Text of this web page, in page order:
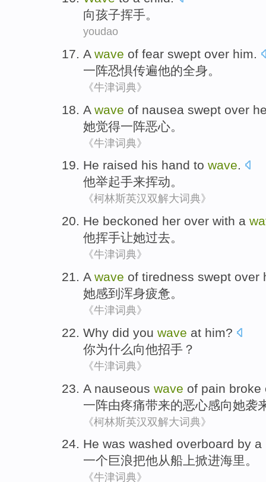
向孩子挥手。
youdao
A wave of fear swept over him.
一阵恐惧传遍他的全身。
《牛津词典》
A wave of nausea swept over
她觉得一阵恶心。
《牛津词典》
He raised his hand to wave.
他举起手来挥动。
《柯林斯英汉双解大词典》
He beckoned her over with a
他挥手让她过去。
《牛津词典》
A wave of tiredness swept over
她感到浑身疲惫。
《牛津词典》
Why did you wave at him?
你为什么向他招手 ？
《牛津词典》
A nauseous wave of pain
一阵由疼痛带来的恶心感向她袭
《柯林斯英汉双解大词典》
He was washed overboard by a
一个巨浪把他从船上掀进海里。
《牛津词典》